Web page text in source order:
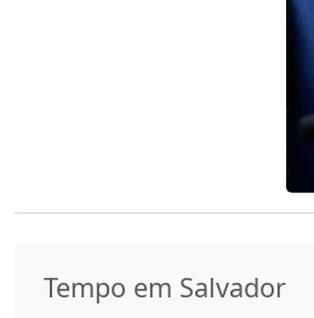
Tempo em Salvador